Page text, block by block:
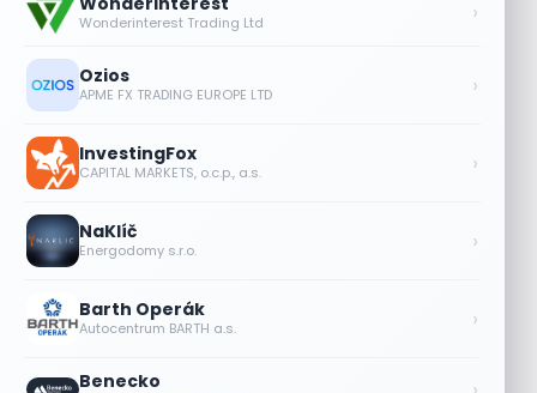
Wonderinterest Trading Ltd ›
Ozios
APME FX TRADING EUROPE LTD ›
InvestingFox
CAPITAL MARKETS, o.c.p., a.s. ›
NaKlíč
Energodomy s.r.o. ›
Barth Operák
Autocentrum BARTH a.s. ›
Benecko
Objednávky DoorDash vzrostly téměř o
28 %, akcie rostou
7 SRPNA, 2026
Tesla míří na obrovský trh
samořiditelných aut. Akcie reagují
7 SRPNA, 2026